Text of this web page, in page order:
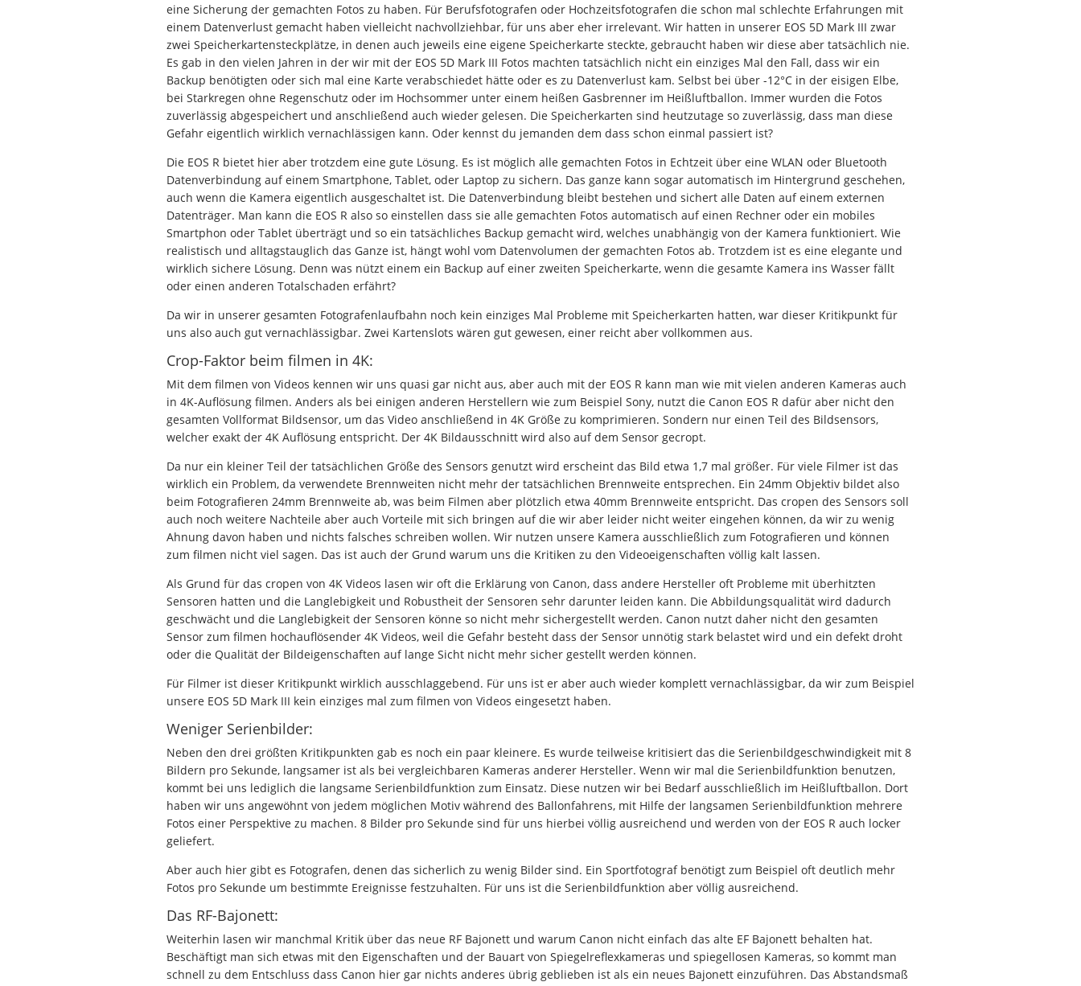
eine Sicherung der gemachten Fotos zu haben. Für Berufsfotografen oder Hochzeitsfotografen die schon mal schlechte Erfahrungen mit
einem Datenverlust gemacht haben vielleicht nachvollziehbar, für uns aber eher irrelevant. Wir hatten in unserer EOS 5D Mark III zwar
zwei Speicherkartensteckplätze, in denen auch jeweils eine eigene Speicherkarte steckte, gebraucht haben wir diese aber tatsächlich nie.
Es gab in den vielen Jahren in der wir mit der EOS 5D Mark III Fotos machten tatsächlich nicht ein einziges Mal den Fall, dass wir ein
Backup benötigten oder sich mal eine Karte verabschiedet hätte oder es zu Datenverlust kam. Selbst bei über -12°C in der eisigen Elbe,
bei Starkregen ohne Regenschutz oder im Hochsommer unter einem heißen Gasbrenner im Heißluftballon. Immer wurden die Fotos
zuverlässig abgespeichert und anschließend auch wieder gelesen. Die Speicherkarten sind heutzutage so zuverlässig, dass man diese
Gefahr eigentlich wirklich vernachlässigen kann. Oder kennst du jemanden dem dass schon einmal passiert ist?
Die EOS R bietet hier aber trotzdem eine gute Lösung. Es ist möglich alle gemachten Fotos in Echtzeit über eine WLAN oder Bluetooth
Datenverbindung auf einem Smartphone, Tablet, oder Laptop zu sichern. Das ganze kann sogar automatisch im Hintergrund geschehen,
auch wenn die Kamera eigentlich ausgeschaltet ist. Die Datenverbindung bleibt bestehen und sichert alle Daten auf einem externen
Datenträger. Man kann die EOS R also so einstellen dass sie alle gemachten Fotos automatisch auf einen Rechner oder ein mobiles
Smartphon oder Tablet überträgt und so ein tatsächliches Backup gemacht wird, welches unabhängig von der Kamera funktioniert. Wie
realistisch und alltagstauglich das Ganze ist, hängt wohl vom Datenvolumen der gemachten Fotos ab. Trotzdem ist es eine elegante und
wirklich sichere Lösung. Denn was nützt einem ein Backup auf einer zweiten Speicherkarte, wenn die gesamte Kamera ins Wasser fällt
oder einen anderen Totalschaden erfährt?
Da wir in unserer gesamten Fotografenlaufbahn noch kein einziges Mal Probleme mit Speicherkarten hatten, war dieser Kritikpunkt für
uns also auch gut vernachlässigbar. Zwei Kartenslots wären gut gewesen, einer reicht aber vollkommen aus.
Crop-Faktor beim filmen in 4K:
Mit dem filmen von Videos kennen wir uns quasi gar nicht aus, aber auch mit der EOS R kann man wie mit vielen anderen Kameras auch
in 4K-Auflösung filmen. Anders als bei einigen anderen Herstellern wie zum Beispiel Sony, nutzt die Canon EOS R dafür aber nicht den
gesamten Vollformat Bildsensor, um das Video anschließend in 4K Größe zu komprimieren. Sondern nur einen Teil des Bildsensors,
welcher exakt der 4K Auflösung entspricht. Der 4K Bildausschnitt wird also auf dem Sensor gecropt.
Da nur ein kleiner Teil der tatsächlichen Größe des Sensors genutzt wird erscheint das Bild etwa 1,7 mal größer. Für viele Filmer ist das
wirklich ein Problem, da verwendete Brennweiten nicht mehr der tatsächlichen Brennweite entsprechen. Ein 24mm Objektiv bildet also
beim Fotografieren 24mm Brennweite ab, was beim Filmen aber plötzlich etwa 40mm Brennweite entspricht. Das cropen des Sensors soll
auch noch weitere Nachteile aber auch Vorteile mit sich bringen auf die wir aber leider nicht weiter eingehen können, da wir zu wenig
Ahnung davon haben und nichts falsches schreiben wollen. Wir nutzen unsere Kamera ausschließlich zum Fotografieren und können
zum filmen nicht viel sagen. Das ist auch der Grund warum uns die Kritiken zu den Videoeigenschaften völlig kalt lassen.
Als Grund für das cropen von 4K Videos lasen wir oft die Erklärung von Canon, dass andere Hersteller oft Probleme mit überhitzten
Sensoren hatten und die Langlebigkeit und Robustheit der Sensoren sehr darunter leiden kann. Die Abbildungsqualität wird dadurch
geschwächt und die Langlebigkeit der Sensoren könne so nicht mehr sichergestellt werden. Canon nutzt daher nicht den gesamten
Sensor zum filmen hochauflösender 4K Videos, weil die Gefahr besteht dass der Sensor unnötig stark belastet wird und ein defekt droht
oder die Qualität der Bildeigenschaften auf lange Sicht nicht mehr sicher gestellt werden können.
Für Filmer ist dieser Kritikpunkt wirklich ausschlaggebend. Für uns ist er aber auch wieder komplett vernachlässigbar, da wir zum Beispiel
unsere EOS 5D Mark III kein einziges mal zum filmen von Videos eingesetzt haben.
Weniger Serienbilder:
Neben den drei größten Kritikpunkten gab es noch ein paar kleinere. Es wurde teilweise kritisiert das die Serienbildgeschwindigkeit mit 8
Bildern pro Sekunde, langsamer ist als bei vergleichbaren Kameras anderer Hersteller. Wenn wir mal die Serienbildfunktion benutzen,
kommt bei uns lediglich die langsame Serienbildfunktion zum Einsatz. Diese nutzen wir bei Bedarf ausschließlich im Heißluftballon. Dort
haben wir uns angewöhnt von jedem möglichen Motiv während des Ballonfahrens, mit Hilfe der langsamen Serienbildfunktion mehrere
Fotos einer Perspektive zu machen. 8 Bilder pro Sekunde sind für uns hierbei völlig ausreichend und werden von der EOS R auch locker
geliefert.
Aber auch hier gibt es Fotografen, denen das sicherlich zu wenig Bilder sind. Ein Sportfotograf benötigt zum Beispiel oft deutlich mehr
Fotos pro Sekunde um bestimmte Ereignisse festzuhalten. Für uns ist die Serienbildfunktion aber völlig ausreichend.
Das RF-Bajonett:
Weiterhin lasen wir manchmal Kritik über das neue RF Bajonett und warum Canon nicht einfach das alte EF Bajonett behalten hat.
Beschäftigt man sich etwas mit den Eigenschaften und der Bauart von Spiegelreflexkameras und spiegellosen Kameras, so kommt man
schnell zu dem Entschluss dass Canon hier gar nichts anderes übrig geblieben ist als ein neues Bajonett einzuführen. Das Abstandsmaß